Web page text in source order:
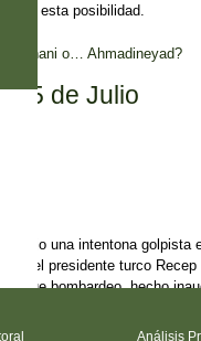
con esta posibilidad.
Rohani o… Ahmadineyad?
15 de Julio
una intentona
y el presidente turco
fue bombardeo, hecho
su adhesión al gobierno
Análisis